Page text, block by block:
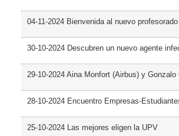
04-11-2024 Bienvenida al nuevo profesorado
30-10-2024 Descubren un nuevo agente
29-10-2024 Aina Monfort (Airbus) y
28-10-2024 Encuentro Empresas-
25-10-2024 Las mejores eligen la UPV